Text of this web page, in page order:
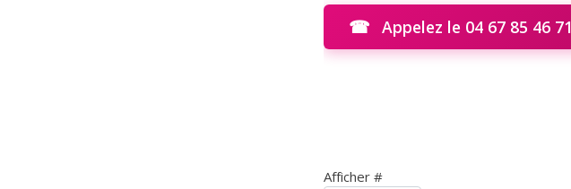
☎ Appelez le 04 67 85 46 71
Afficher #